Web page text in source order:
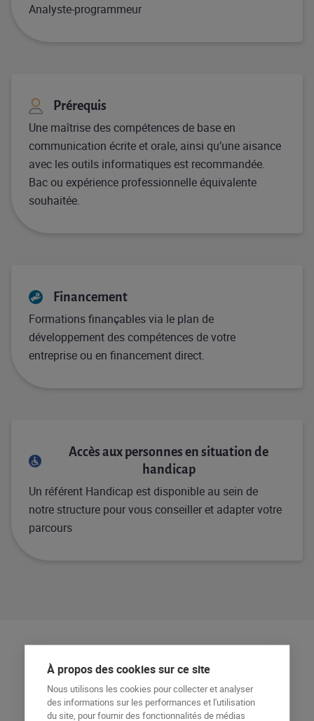
Analyste-programmeur
Prérequis
Une maîtrise des compétences de base en
communication écrite et orale, ainsi qu’une aisance
avec les outils informatiques est recommandée.
Bac ou expérience professionnelle équivalente
souhaitée.
Financement
Formations finançables via le plan de
développement des compétences de votre
entreprise ou en financement direct.
Accès aux personnes en situation de
handicap
Un référent Handicap est disponible au sein de
notre structure pour vous conseiller et adapter votre
parcours
Programme de la formation
À propos des cookies sur ce site
Nous utilisons les cookies pour collecter et analyser
des informations sur les performances et l'utilisation
du site, pour fournir des fonctionnalités de médias